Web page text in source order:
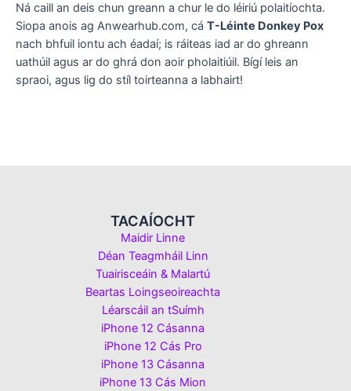
Ná caill an deis chun greann a chur le do léiriú polaitíochta.
Siopa anois ag Anwearhub.com, cá T-Léinte Donkey Pox
nach bhfuil iontu ach éadaí; is ráiteas iad ar do ghreann
uathúil agus ar do ghrá don aoir pholaitiúil. Bígí leis an
spraoi, agus lig do stíl toirteanna a labhairt!
TACAÍOCHT
Maidir Linne
Déan Teagmháil Linn
Tuairisceáin & Malartú
Beartas Loingseoireachta
Léarscáil an tSuímh
iPhone 12 Cásanna
iPhone 12 Cás Pro
iPhone 13 Cásanna
iPhone 13 Cás Mion